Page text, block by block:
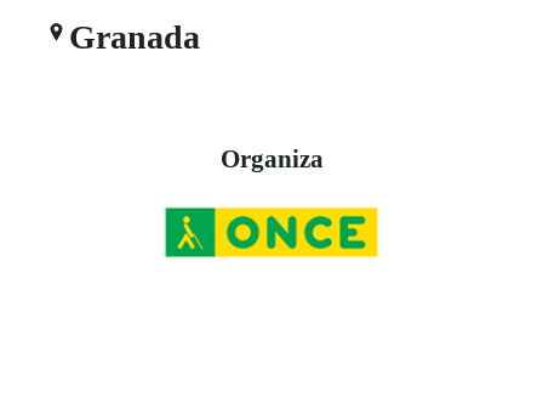
Granada
Organiza